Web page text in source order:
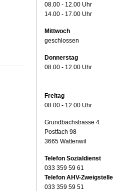
08.00 - 12.00 Uhr
14.00 - 17.00 Uhr
Mittwoch
geschlossen
Donnerstag
08.00 - 12.00 Uhr
Freitag
08.00 - 12.00 Uhr
Grundbachstrasse 4
Postfach 98
3665 Wattenwil
Telefon Sozialdienst
033 359 59 61
Telefon AHV-Zweigstelle
033 359 59 51